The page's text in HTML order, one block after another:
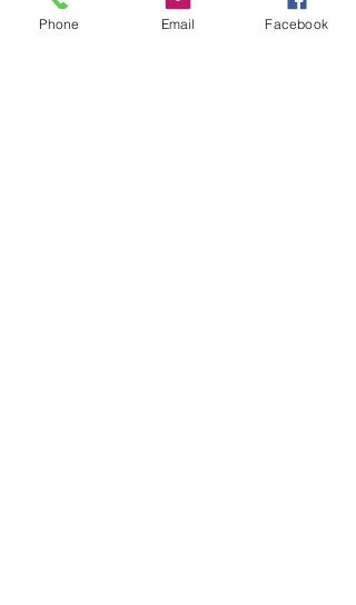
Phone Email Facebook